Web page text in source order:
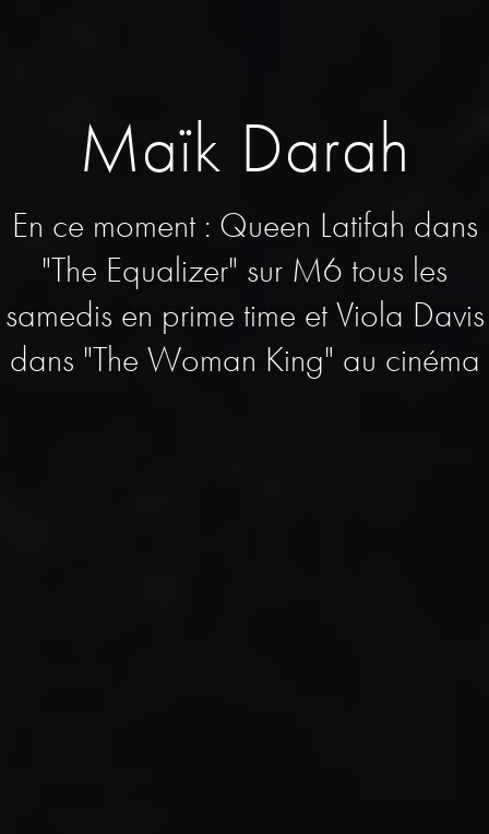
Maïk Darah
En ce moment : Queen Latifah dans
"The Equalizer" sur M6 tous les
samedis en prime time et Viola Davis
dans "The Woman King" au cinéma